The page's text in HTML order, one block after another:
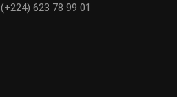
(+224) 623 78 99 01